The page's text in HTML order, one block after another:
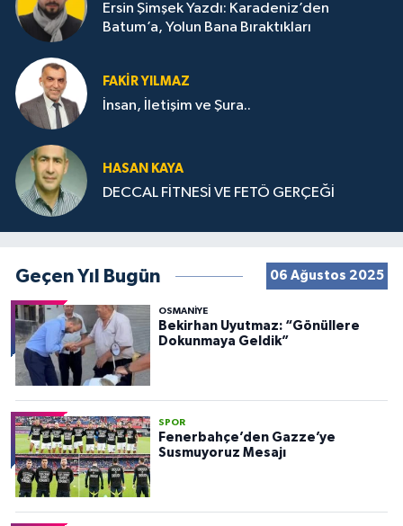
Ersin Şimşek Yazdı: Karadeniz’den
Batum’a, Yolun Bana Bıraktıkları
FAKIR YILMAZ
İnsan, İletişim ve Şura..
HASAN KAYA
DECCAL FİTNESİ VE FETÖ GERÇEĞİ
Geçen Yıl Bugün 06 Ağustos 2025
OSMANIYE
Bekirhan Uyutmaz: “Gönüllere
Dokunmaya Geldik”
SPOR
Fenerbahçe’den Gazze’ye
Susmuyoruz Mesajı